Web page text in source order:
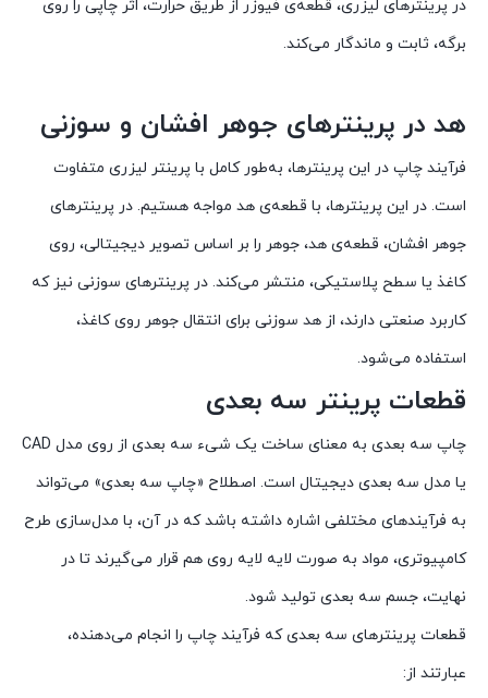
در پرینترهای لیزری، قطعه‌ی فیوزر از طریق حرارت، اثر چاپی را روی
برگه، ثابت و ماندگار می‌کند.
هد در پرینترهای جوهر افشان و سوزنی
فرآیند چاپ در این پرینترها، به‌طور کامل با پرینتر لیزری متفاوت
است. در این پرینترها، با قطعه‌ی هد مواجه هستیم. در پرینترهای
جوهر افشان، قطعه‌ی هد، جوهر را بر اساس تصویر دیجیتالی، روی
کاغذ یا سطح پلاستیکی، منتشر می‌کند. در پرینترهای سوزنی نیز که
کاربرد صنعتی دارند، از هد سوزنی برای انتقال جوهر روی کاغذ،
استفاده می‌شود.
قطعات پرینتر سه بعدی
چاپ سه بعدی به معنای ساخت یک شیء سه بعدی از روی مدل CAD
یا مدل سه بعدی دیجیتال است. اصطلاح «چاپ سه بعدی» می‌تواند
به فرآیندهای مختلفی اشاره داشته باشد که در آن، با مدل‌سازی طرح
کامپیوتری، مواد به صورت لایه لایه روی هم قرار می‌گیرند تا در
نهایت، جسم سه بعدی تولید شود.
قطعات پرینترهای سه بعدی که فرآیند چاپ را انجام می‌دهنده،
عبارتند از: